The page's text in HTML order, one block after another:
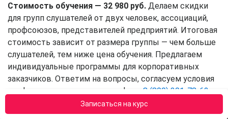
Записаться на курс
Стоимость обучения — 32 980 руб. Делаем скидки
для групп слушателей от двух человек, ассоциаций,
профсоюзов, представителей предприятий. Итоговая
стоимость зависит от размера группы — чем больше
слушателей, тем ниже цена обучения. Предлагаем
индивидуальные программы для корпоративных
заказчиков. Ответим на вопросы, согласуем условия
профпереподготовки по телефону 8 (800) 301-78-62
программы профессиональной